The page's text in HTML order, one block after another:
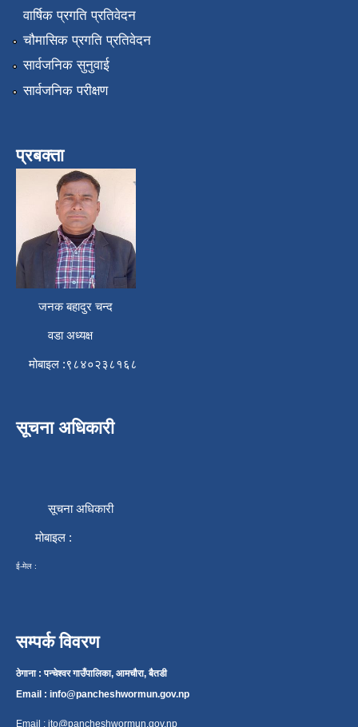
वार्षिक प्रगति प्रतिवेदन
चौमासिक प्रगति प्रतिवेदन
सार्वजनिक सुनुवाई
सार्वजनिक परीक्षण
प्रबक्ता
जनक बहादुर चन्द
वडा अध्यक्ष
मोबाइल :९८४०२३८१६८
सूचना अधिकारी
सूचना अधिकारी
मोबाइल :
ई-मेल :
सम्पर्क विवरण
ठेगाना : पन्चेश्वर गाउँपालिका, आमचौरा, बैतडी
Email : info@pancheshwormun.gov.np
Email : ito@pancheshwormun.gov.np